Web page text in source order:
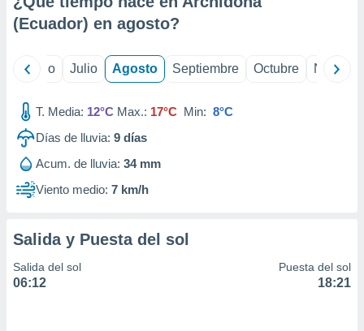
e
publicidad
publicidad
de
(Ecuador) en agosto?
Junio Julio Agosto Septiembre Octubre
T. Media: 12°C Max.: 17°C Min: 8°C
Días de lluvia: 9 días
Acum. de lluvia: 34 mm
Viento medio: 7 km/h
Salida y Puesta del sol
Salida del sol
06:12
Puesta del sol
18:21